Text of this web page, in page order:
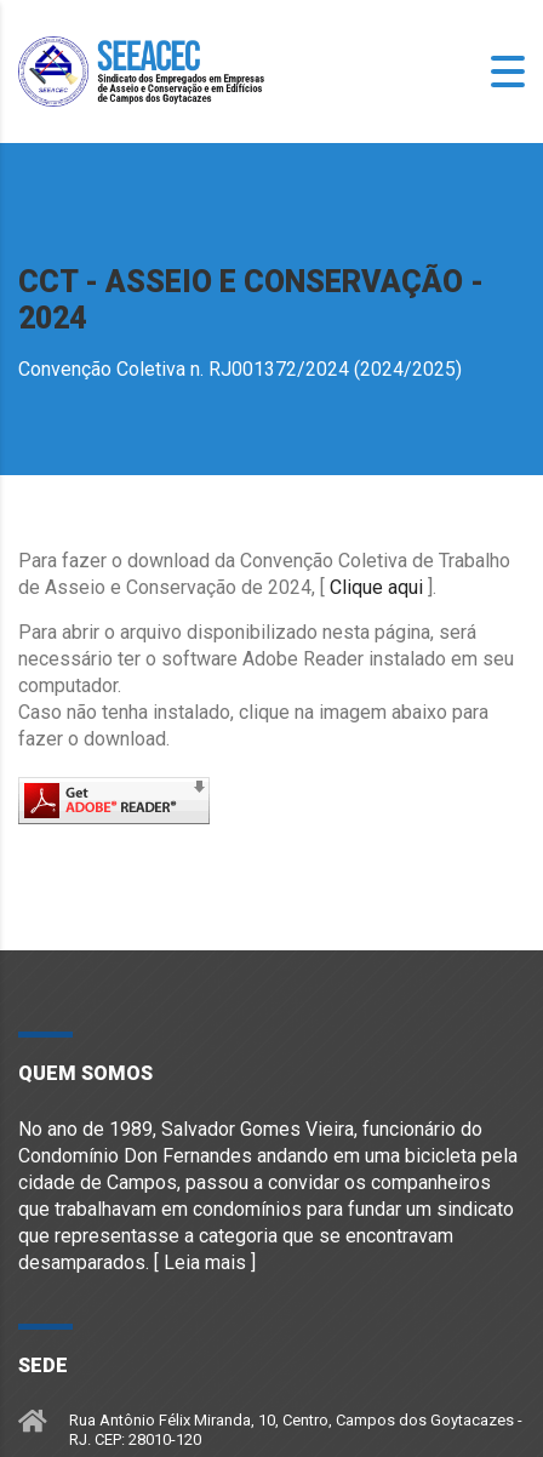
CCT - ASSEIO E CONSERVAÇÃO -
2024
Convenção Coletiva n. RJ001372/2024 (2024/2025)
Para fazer o download da Convenção Coletiva de Trabalho
de Asseio e Conservação de 2024, [ Clique aqui ].
Para abrir o arquivo disponibilizado nesta página, será
necessário ter o software Adobe Reader instalado em seu
computador.
Caso não tenha instalado, clique na imagem abaixo para
fazer o download.
QUEM SOMOS
No ano de 1989, Salvador Gomes Vieira, funcionário do
Condomínio Don Fernandes andando em uma bicicleta pela
cidade de Campos, passou a convidar os companheiros
que trabalhavam em condomínios para fundar um sindicato
que representasse a categoria que se encontravam
desamparados. [ Leia mais ]
SEDE
Rua Antônio Félix Miranda, 10, Centro, Campos dos Goytacazes -
RJ. CEP: 28010-120